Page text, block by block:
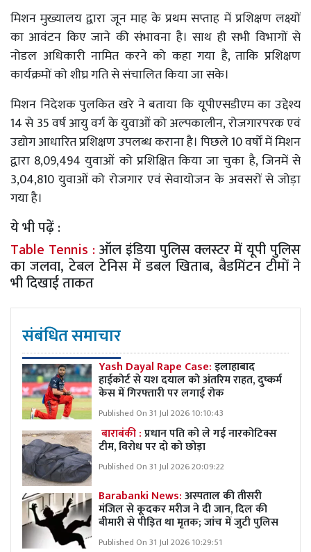
मिशन मुख्यालय द्वारा जून माह के प्रथम सप्ताह में प्रशिक्षण लक्ष्यों
का आवंटन किए जाने की संभावना है। साथ ही सभी विभागों से
नोडल अधिकारी नामित करने को कहा गया है, ताकि प्रशिक्षण
कार्यक्रमों को शीघ्र गति से संचालित किया जा सके।
मिशन निदेशक पुलकित खरे ने बताया कि यूपीएसडीएम का उद्देश्य
14 से 35 वर्ष आयु वर्ग के युवाओं को अल्पकालीन, रोजगारपरक एवं
उद्योग आधारित प्रशिक्षण उपलब्ध कराना है। पिछले 10 वर्षों में मिशन
द्वारा 8,09,494 युवाओं को प्रशिक्षित किया जा चुका है, जिनमें से
3,04,810 युवाओं को रोजगार एवं सेवायोजन के अवसरों से जोड़ा
गया है।
ये भी पढ़ें :
Table Tennis :ऑल इंडिया पुलिस क्लस्टर में यूपी पुलिस
का जलवा, टेबल टेनिस में डबल खिताब, बैडमिंटन टीमों ने
भी दिखाई ताकत
संबंधित समाचार
Yash Dayal Rape Case:इलाहाबाद
हाईकोर्ट से यश दयाल को अंतरिम राहत, दुष्कर्म
केस में गिरफ्तारी पर लगाई रोक
Published On 31 Jul 2026 10:10:43
बाराबंकी :प्रधान पति को ले गई नारकोटिक्स
टीम, विरोध पर दो को छोड़ा
Published On 31 Jul 2026 20:09:22
Barabanki News:अस्पताल की तीसरी
मंजिल से कूदकर मरीज ने दी जान, दिल की
बीमारी से पीड़ित था मृतक; जांच में जुटी पुलिस
Published On 31 Jul 2026 10:29:51